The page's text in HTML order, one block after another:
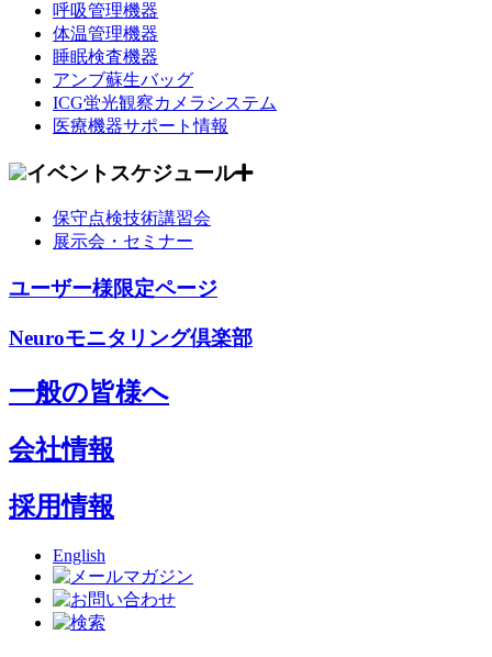
呼吸管理機器
体温管理機器
睡眠検査機器
アンブ蘇生バッグ
ICG蛍光観察カメラシステム
医療機器サポート情報
イベントスケジュール
保守点検技術講習会
展示会・セミナー
ユーザー様限定ページ
Neuroモニタリング倶楽部
一般の皆様へ
会社情報
採用情報
English